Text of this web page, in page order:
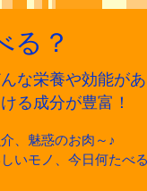
る？
な栄養や効能が
る成分が豊富！
、魅惑のお肉～♪
いモノ、今日何たべ